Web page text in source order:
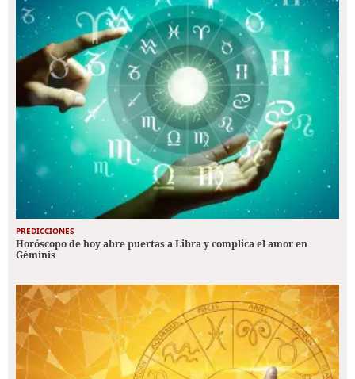
PREDICCIONES
Horóscopo de hoy abre puertas a Libra y complica el amor en
Géminis